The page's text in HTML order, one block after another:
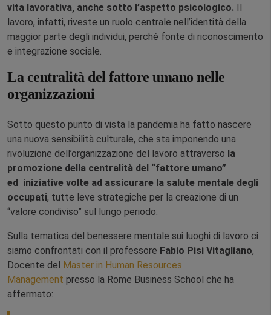
vita lavorativa, anche sotto l’aspetto psicologico.
lavoro, infatti, riveste un ruolo centrale nell’identità della
maggior parte degli individui, perché fonte di riconoscimento
e integrazione sociale.
La centralità del fattore umano nelle
organizzazioni
Sotto questo punto di vista la pandemia ha fatto nascere
una nuova sensibilità culturale, che sta imponendo una
rivoluzione dell’organizzazione del lavoro attraverso la
promozione della centralità del “fattore umano”
ed iniziative volte ad assicurare la salute mentale degli
occupati, tutte leve strategiche per la creazione di un
“valore condiviso” sul lungo periodo.
Sulla tematica del benessere mentale sui luoghi di lavoro ci
siamo confrontati con il professore Fabio Pisi Vitagliano,
Docente del
Master in Human Resources
Management presso la Rome Business School che ha
affermato: